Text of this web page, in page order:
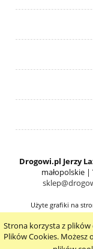
Strona korzysta z plików
Plików Cookies.
Drogowi.pl Jerzy
małopolskie |
Użyte grafiki na